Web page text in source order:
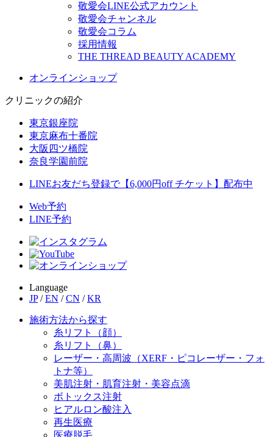
敬愛会LINE公式アカウント
敬愛会チャンネル
敬愛会コラム
採用情報
THE THREAD BEAUTY ACADEMY
オンラインショップ
クリニックの紹介
東京銀座院
東京麻布十番院
大阪四ツ橋院
奈良学園前院
LINEお友だち登録で【6,000円off チケット】配布中
Web予約
LINE予約
Language
JP / EN / CN / KR
施術方法から探す
糸リフト（顔）
糸リフト（鼻）
レーザー・高周波（XERF・ピコレーザー・フォ
トナ等）
美肌注射・肌育注射・美容点滴
ボトックス注射
ヒアルロン酸注入
再生医療
医療脱毛